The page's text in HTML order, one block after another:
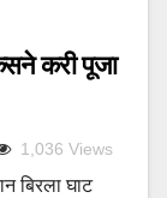
करी पूजा
1,036 Views
बिरला घाट